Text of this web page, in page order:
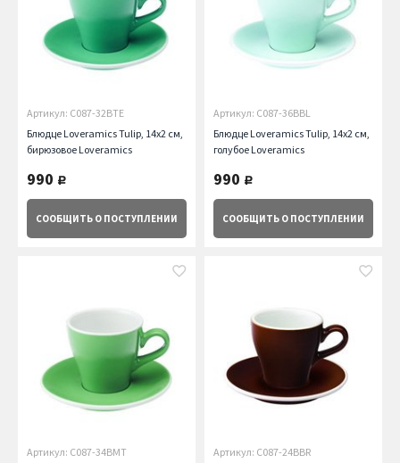
Артикул: C087-32BTE
Блюдце Loveramics Tulip, 14х2 см,
бирюзовое Loveramics
990 руб.
СООБЩИТЬ О ПОСТУПЛЕНИИ
Артикул: C087-36BBL
Блюдце Loveramics Tulip, 14х2 см,
голубое Loveramics
990 руб.
СООБЩИТЬ О ПОСТУПЛЕНИИ
Артикул: C087-34BMT
Артикул: C087-24BBR